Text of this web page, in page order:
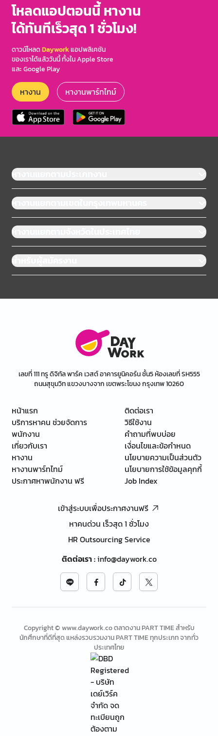
โหลดแอปตอนนี้ หางาน
ได้ทันทีเร็วสุด 1 ชั่วโมง!
ดาวน์โหลดDayworkแอปพลิเคชัน
ของเราได้แล้ววันนี้ ทั้งใน Apple Store
และ Google Play
หางาน หางานพาร์ทไทม์
หางานแยกตามประเภทงาน
หางานแยกตามเขตในกรุงเทพมหานคร
หางานแยกตามจังหวัดในประเทศไทย
สำหรับผู้สมัครงาน
เลขที่ 111 ทรู ดิจิทัล พาร์ค เวสต์ อาคารยูนิคอร์น ชั้น5 ห้องเลขที่ SH555
ถนนสุขุมวิท แขวงบางจาก เขตพระโขนง กรุงเทพ 10260
หน้าแรก
บริการหาคน ช่วยจัดการ
พนักงาน
เกี่ยวกับเรา
หางาน
หางานพาร์ทไทม์
ประกาศหาพนักงาน ฟรี
ติดต่อเรา
วิธีใช้งาน
คำถามที่พบบ่อย
เงื่อนไขและข้อกำหนด
นโยบายความเป็นส่วนตัว
นโยบายการใช้ข้อมูลคุกกี้
Job Index
เข้าสู่ระบบเพื่อประกาศงานฟรี
หาคนด่วน เร็วสุด 1 ชั่วโมง
HR Outsourcing Service
ติดต่อเรา:info@daywork.co
Copyright © www.daywork.co ตลาดงาน PART TIME สำหรับ
นักศึกษาที่ดีที่สุด แหล่งรวบรวมงาน PART TIME ทุกประเภท จากทั่ว
ประเทศไทย